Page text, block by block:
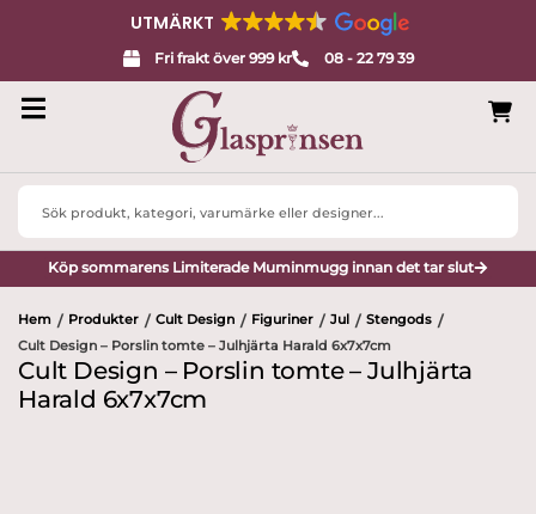
UTMÄRKT
Fri frakt över 999 kr 08 - 22 79 39
Search
Köp sommarens Limiterade Muminmugg innan det tar slut
Hem / Produkter / Cult Design / Figuriner / Jul / Stengods /
Cult Design – Porslin tomte – Julhjärta Harald 6x7x7cm
Cult Design – Porslin tomte – Julhjärta
Harald 6x7x7cm